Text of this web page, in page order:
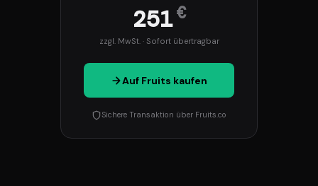
251€
zzgl. MwSt. · Sofort übertragbar
Auf Fruits kaufen
Sichere Transaktion über Fruits.co